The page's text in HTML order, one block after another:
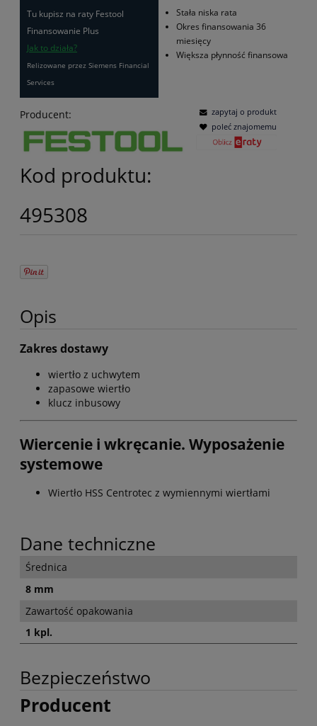
Tu kupisz na raty Festool
Finansowanie Plus
Jak to działa?
Relizowane przez Siemens Financial
Services
Stała niska rata
Okres finansowania 36
miesięcy
Większa płynność finansowa
Producent:
Kod produktu:
495308
zapytaj o produkt
poleć znajomemu
Opis
Zakres dostawy
wiertło z uchwytem
zapasowe wiertło
klucz inbusowy
Wiercenie i wkręcanie. Wyposażenie
systemowe
Wiertło HSS Centrotec z wymiennymi wiertłami
Dane techniczne
Średnica
8 mm
Zawartość opakowania
1 kpl.
Bezpieczeństwo
Producent